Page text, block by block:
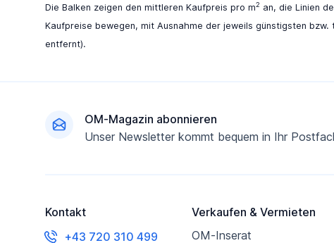
Die Balken zeigen den mittleren Kaufpreis pro m2 an, die Linien
Kaufpreise bewegen, mit Ausnahme der jeweils günstigsten bzw.
entfernt).
OM-Magazin abonnieren
Unser Newsletter kommt bequem in Ihr
Kontakt
+43 720 310 499
Verkaufen & Vermieten
OM-Inserat